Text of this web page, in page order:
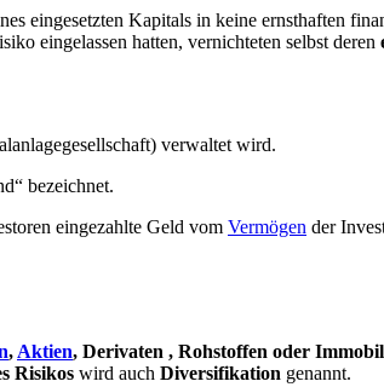
eingesetzten Kapitals in keine ernsthaften
eingelassen hatten, vernichteten selbst deren
verwaltet wird.
bezeichnet.
eingezahlte Geld vom Vermögen der
, Aktien, Derivaten , Rohstoffen oder
Risikos wird auch Diversifikation genannt.